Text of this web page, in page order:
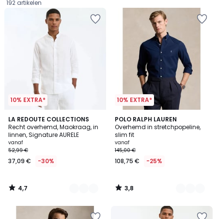
192 artikelen
10% EXTRA*
LA REDOUTE COLLECTIONS
Recht overhemd, Maokraag, in
linnen, Signature AURELE
Prijs
vanaf
37,09
In
plaats
vanaf
52,99 €
37,09 € -30%
4,7
/ 5
8
Kleuren
4,7
/
10% EXTRA*
POLO RALPH LAUREN
Overhemd in stretchpopeline,
slim fit
vanaf
145,00 €
108,75 € -25%
3,8
/ 5
4
Kleuren
3,8
/